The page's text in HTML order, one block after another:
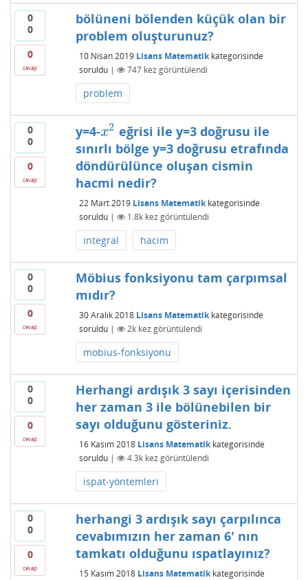
0
0
0
cevap
bölüneni bölenden küçük olan bir
problem oluşturunuz?
10 Nisan 2019 Lisans Matematikkategorisinde
soruldu | 747kez görüntülendi
problem
0
0
0
cevap
y=4-x2
x2 eğrisi ile y=3 doğrusu ile
sınırlı bölge y=3 doğrusu etrafında
döndürülünce oluşan cismin
hacmi nedir?
22 Mart 2019 Lisans Matematikkategorisinde
soruldu | 1.8kkez görüntülendi
integral hacim
0
0
0
cevap
Möbius fonksiyonu tam çarpımsal
mıdır?
30 Aralık 2018 Lisans Matematikkategorisinde
soruldu | 2kkez görüntülendi
mobius-fonksiyonu
0
0
0
cevap
Herhangi ardışık 3 sayı içerisinden
her zaman 3 ile bölünebilen bir
sayı olduğunu gösteriniz.
16 Kasım 2018 Lisans Matematikkategorisinde
soruldu | 4.3kkez görüntülendi
ispat-yöntemleri
0
0
0
cevap
herhangi 3 ardışık sayı çarpılınca
cevabımızın her zaman 6' nın
tamkatı olduğunu ıspatlayınız?
15 Kasım 2018 Lisans Matematikkategorisinde